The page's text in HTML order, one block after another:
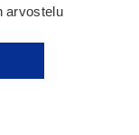
arvostelu